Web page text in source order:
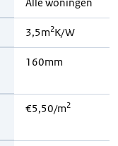
3,5m2K/W
160mm
€5,50/m2